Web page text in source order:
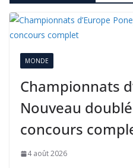
MONDE
Championnats
Nouveau
concours
4 août 2026